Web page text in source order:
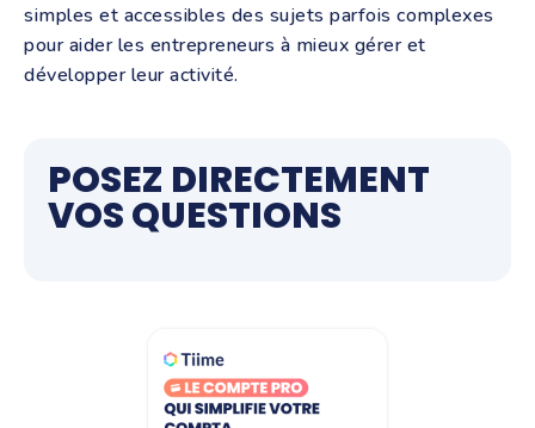
simples et accessibles des sujets parfois complexes
pour aider les entrepreneurs à mieux gérer et
développer leur activité.
POSEZ DIRECTEMENT
VOS QUESTIONS